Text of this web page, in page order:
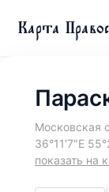
Карта
Московская
36°11′7″E
показать на